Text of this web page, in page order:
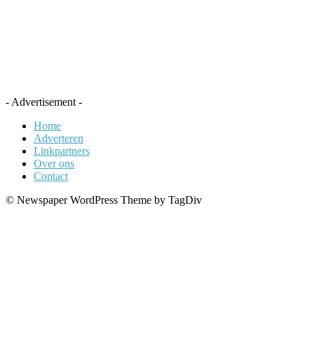
- Advertisement -
Home
Adverteren
Linkpartners
Over ons
Contact
© Newspaper WordPress Theme by TagDiv